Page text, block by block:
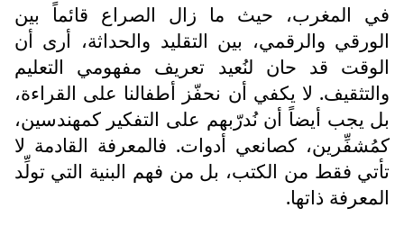
في المغرب، حيث ما زال الصراع قائماً بين
الورقي والرقمي، بين التقليد والحداثة، أرى أن
الوقت قد حان لنُعيد تعريف مفهومي التعليم
والتثقيف. لا يكفي أن نحفّز أطفالنا على القراءة،
بل يجب أيضاً أن نُدرّبهم على التفكير كمهندسين،
كمُشفِّرين، كصانعي أدوات. فالمعرفة القادمة لا
تأتي فقط من الكتب، بل من فهم البنية التي تولِّد
المعرفة ذاتها.